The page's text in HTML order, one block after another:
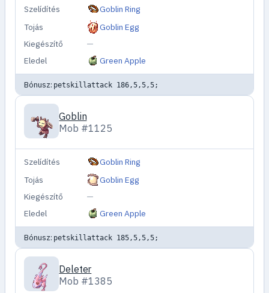
Szelídítés
Goblin Ring
Tojás
Goblin Egg
Kiegészítő
—
Eledel
Green Apple
Bónusz: petskillattack 186,5,5,5;
Goblin
Mob #1125
Szelídítés
Goblin Ring
Tojás
Goblin Egg
Kiegészítő
—
Eledel
Green Apple
Bónusz: petskillattack 185,5,5,5;
Deleter
Mob #1385